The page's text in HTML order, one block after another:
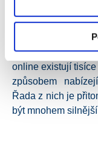
čerstvými
investují velké
významného
otevírají i výrobci
online existují
způsobem
Řada z nich je
být mnohem